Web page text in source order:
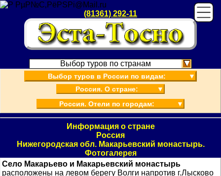
(81361) 292-11
Выбор туров по странам
Выбор туров в России по видам:
▼
Россия. О стране:
▼
Россия. Отели по городам:
▼
Информация о стране
Россия
Нижегородская обл. Макарьевский монастырь.
Фотогалерея
Село Макарьево и Макарьевский монастырь
расположены на левом берегу Волги напротив г.Лысково